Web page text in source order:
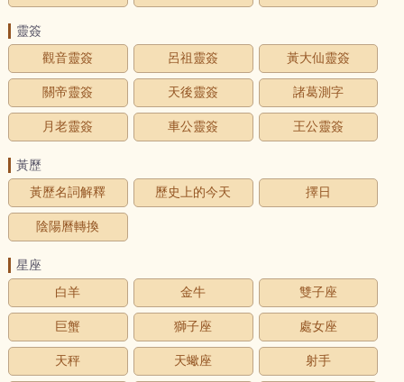
靈簽
觀音靈簽
呂祖靈簽 黃大仙靈簽
關帝靈簽 天後靈簽 諸葛測字
月老靈簽 車公靈簽 王公靈簽
黃歷
黃歷名詞解釋
歷史上的今天 擇日
陰陽曆轉換
星座
白羊
金牛 雙子座
巨蟹 獅子座 處女座
天秤 天蠍座 射手